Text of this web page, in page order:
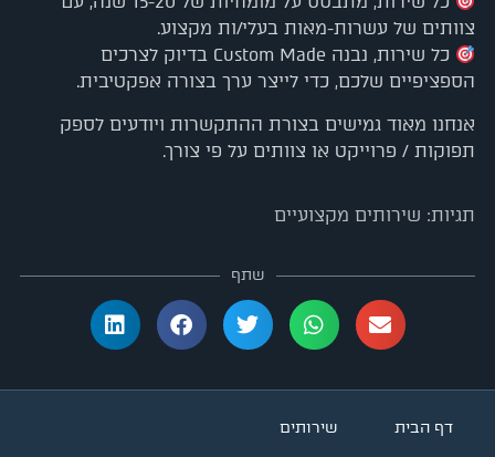
צוותים של עשרות-מאות בעלי/ות מקצוע.
כל שירות, נבנה Custom Made בדיוק לצרכים
הספציפיים שלכם, כדי לייצר ערך בצורה אפקטיבית.
אנחנו מאוד גמישים בצורת ההתקשרות ויודעים לספק
תפוקות / פרוייקט או צוותים על פי צורך.
תגיות: שירותים מקצועיים
שתף
דף הבית שירותים